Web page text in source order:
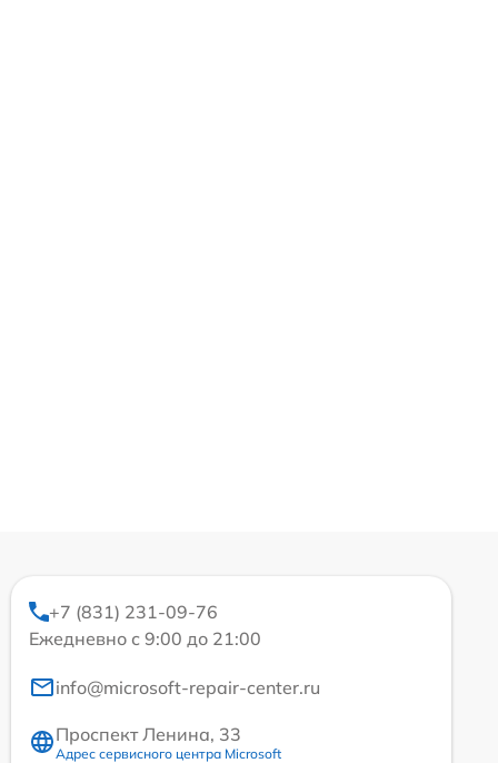
+7 (831) 231-09-76
Ежедневно с 9:00 до 21:00
info@microsoft-repair-center.ru
Проспект Ленина, 33
Адрес сервисного центра Microsoft